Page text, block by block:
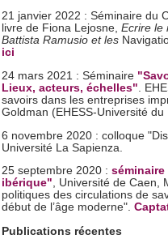
21 janvier 2022 : Séminaire du
livre de Fiona Lejosne, Ecrire le
Battista Ramusio et les
ici
24 mars 2021 : Séminaire
Lieux, acteurs, échelles".
savoirs dans les entreprises
Goldman (EHESS-Université du
6 novembre 2020 : colloque
Université La Sapienza.
25 septembre 2020 :
ibérique", Université de Caen,
politiques des circulations de
début de l’âge moderne".
Publications récentes